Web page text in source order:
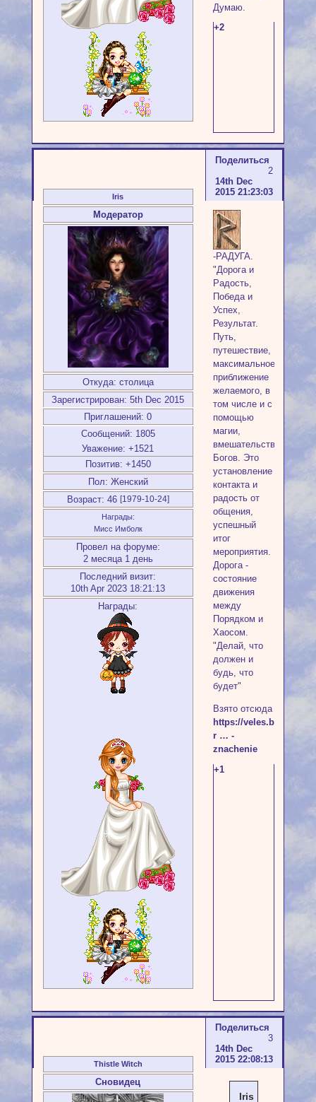
Думаю.
+2
Поделиться
2
14th Dec
2015 21:23:03
Iris
Модератор
Откуда: столица
Зарегистрирован: 5th Dec 2015
Приглашений: 0
Сообщений: 1805
Уважение: +1521
Позитив: +1450
Пол: Женский
Возраст: 46 [1979-10-24]
Награды:
Мисс Имболк
Провел на форуме:
2 месяца 1 день
Последний визит:
10th Apr 2023 18:21:13
Награды:
-РАДУГА.
"Дорога и
Радость,
Победа и
Успех,
Результат.
Путь,
путешествие,
максимальное
приближение
желаемого, в
том числе и с
помощью
магии,
вмешательства
Богов. Это
установление
контакта и
радость от
общения,
успешный
итог
мероприятия.
Дорога -
состояние
движения
между
Порядком и
Хаосом.
"Делай, что
должен и
будь, что
будет"
Взято отсюда
https://veles.bz/
r … -
znachenie
+1
Поделиться
3
14th Dec
2015 22:08:13
Thistle Witch
Сновидец
Iris